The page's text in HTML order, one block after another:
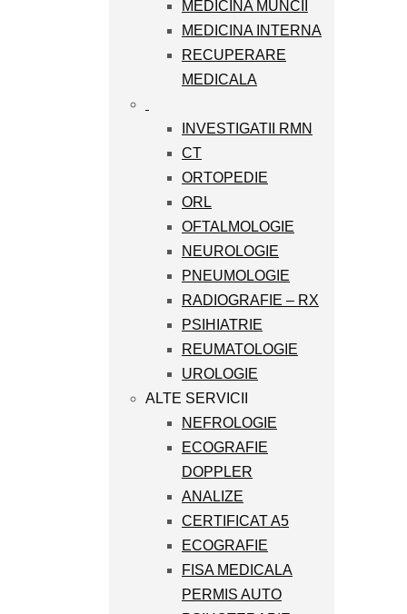
MEDICINA MUNCII
MEDICINA INTERNA
RECUPERARE
MEDICALA
INVESTIGATII RMN
CT
ORTOPEDIE
ORL
OFTALMOLOGIE
NEUROLOGIE
PNEUMOLOGIE
RADIOGRAFIE – RX
PSIHIATRIE
REUMATOLOGIE
UROLOGIE
ALTE SERVICII
NEFROLOGIE
ECOGRAFIE
DOPPLER
ANALIZE
CERTIFICAT A5
ECOGRAFIE
FISA MEDICALA
PERMIS AUTO